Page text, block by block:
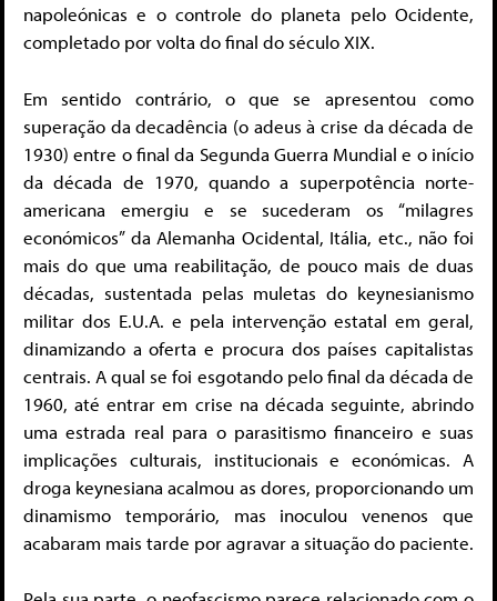
napoleónicas e o controle do planeta pelo Ocidente,
completado por volta do final do século XIX.
Em sentido contrário, o que se apresentou como
superação da decadência (o adeus à crise da década de
1930) entre o final da Segunda Guerra Mundial e o início
da década de 1970, quando a superpotência norte-
americana emergiu e se sucederam os “milagres
económicos” da Alemanha Ocidental, Itália, etc., não foi
mais do que uma reabilitação, de pouco mais de duas
décadas, sustentada pelas muletas do keynesianismo
militar dos E.U.A. e pela intervenção estatal em geral,
dinamizando a oferta e procura dos países capitalistas
centrais. A qual se foi esgotando pelo final da década de
1960, até entrar em crise na década seguinte, abrindo
uma estrada real para o parasitismo financeiro e suas
implicações culturais, institucionais e económicas. A
droga keynesiana acalmou as dores, proporcionando um
dinamismo temporário, mas inoculou venenos que
acabaram mais tarde por agravar a situação do paciente.